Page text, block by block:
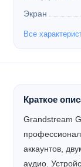
Экран
Все
Краткое
Grandstream
аккаунтов,
аудио.